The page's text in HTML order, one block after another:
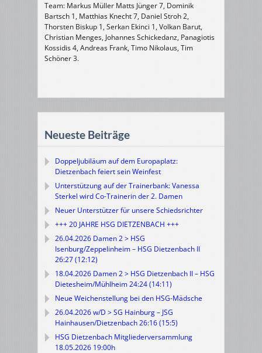
Team: Markus Müller Matts Jünger 7, Dominik
Bartsch 1, Matthias Knecht 7, Daniel Stroh 2,
Thorsten Biskup 1, Serkan Ekinci 1, Volkan Barut,
Christian Menges, Johannes Schickedanz, Panagiotis
Kossidis 4, Andreas Frank, Timo Nikolaus, Tim
Schöner 3.
Neueste Beiträge
Doppeljubiläum auf dem Europaplatz:
Dietzenbach feiert sein Weinfest
Unterstützung auf der Trainerbank: Vanessa
Sterkel wird Co-Trainerin der 2. Damen
Neuer Unterstützer für unsere Schiedsrichter
+++ 20 JAHRE HSG DIETZENBACH +++
26.04.2026 Damen 2 > HSG
Isenburg/Zeppelinheim – HSG Dietzenbach II
26:27 (12:12)
18.04.2026 Damen 2 > HSG Dietzenbach II – HSG
Dietesheim/Mühlheim 24:24 (14:11)
Neue Weichenstellung bei den HSG-Mädsche
26.04.2026 w/D > SG Hainburg – JSG
Hainhausen/Dietzenbach 26:16 (15:5)
HSG Dietzenbach Mitgliederversammlung
18.05.2026 19:00h